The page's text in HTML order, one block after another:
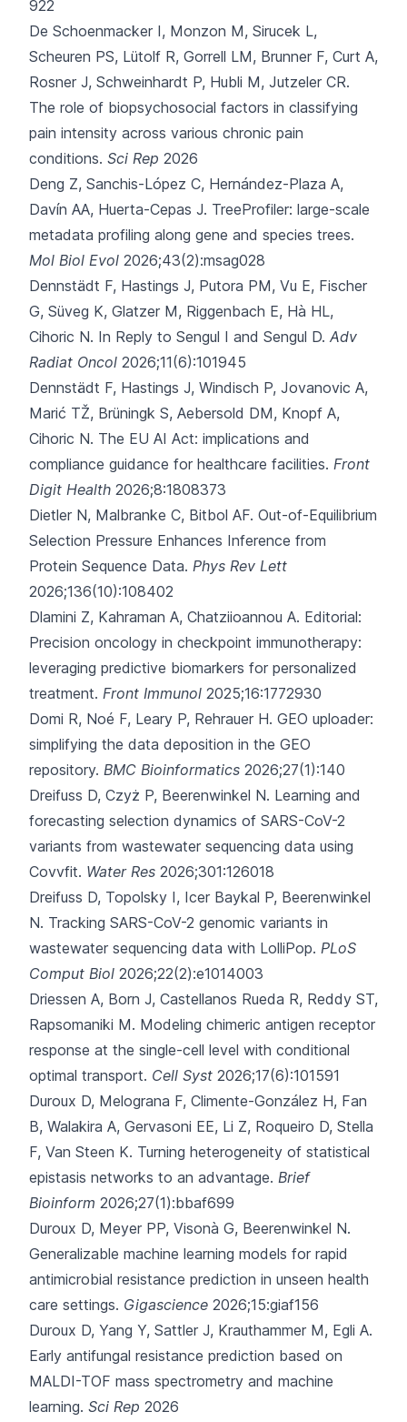
922
De Schoenmacker I, Monzon M, Sirucek L,
Scheuren PS, Lütolf R, Gorrell LM, Brunner F, Curt A,
Rosner J, Schweinhardt P, Hubli M, Jutzeler CR.
The role of biopsychosocial factors in classifying
pain intensity across various chronic pain
conditions. Sci Rep 2026
Deng Z, Sanchis-López C, Hernández-Plaza A,
Davín AA, Huerta-Cepas J. TreeProfiler: large-scale
metadata profiling along gene and species trees.
Mol Biol Evol 2026;43(2):msag028
Dennstädt F, Hastings J, Putora PM, Vu E, Fischer
G, Süveg K, Glatzer M, Riggenbach E, Hà HL,
Cihoric N. In Reply to Sengul I and Sengul D. Adv
Radiat Oncol 2026;11(6):101945
Dennstädt F, Hastings J, Windisch P, Jovanovic A,
Marić TŽ, Brüningk S, Aebersold DM, Knopf A,
Cihoric N. The EU AI Act: implications and
compliance guidance for healthcare facilities. Front
Digit Health 2026;8:1808373
Dietler N, Malbranke C, Bitbol AF. Out-of-Equilibrium
Selection Pressure Enhances Inference from
Protein Sequence Data. Phys Rev Lett
2026;136(10):108402
Dlamini Z, Kahraman A, Chatziioannou A. Editorial:
Precision oncology in checkpoint immunotherapy:
leveraging predictive biomarkers for personalized
treatment. Front Immunol 2025;16:1772930
Domi R, Noé F, Leary P, Rehrauer H. GEO uploader:
simplifying the data deposition in the GEO
repository. BMC Bioinformatics 2026;27(1):140
Dreifuss D, Czyż P, Beerenwinkel N. Learning and
forecasting selection dynamics of SARS-CoV-2
variants from wastewater sequencing data using
Covvfit. Water Res 2026;301:126018
Dreifuss D, Topolsky I, Icer Baykal P, Beerenwinkel
N. Tracking SARS-CoV-2 genomic variants in
wastewater sequencing data with LolliPop. PLoS
Comput Biol 2026;22(2):e1014003
Driessen A, Born J, Castellanos Rueda R, Reddy ST,
Rapsomaniki M. Modeling chimeric antigen receptor
response at the single-cell level with conditional
optimal transport. Cell Syst 2026;17(6):101591
Duroux D, Melograna F, Climente-González H, Fan
B, Walakira A, Gervasoni EE, Li Z, Roqueiro D, Stella
F, Van Steen K. Turning heterogeneity of statistical
epistasis networks to an advantage. Brief
Bioinform 2026;27(1):bbaf699
Duroux D, Meyer PP, Visonà G, Beerenwinkel N.
Generalizable machine learning models for rapid
antimicrobial resistance prediction in unseen health
care settings. Gigascience 2026;15:giaf156
Duroux D, Yang Y, Sattler J, Krauthammer M, Egli A.
Early antifungal resistance prediction based on
MALDI-TOF mass spectrometry and machine
learning. Sci Rep 2026